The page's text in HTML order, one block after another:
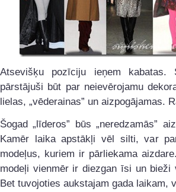
Atsevišķu pozīciju ieņem
pārstājuši būt par neievērojamu
lielas, „vēderainas” un aizpogājamas.
Šogad „līderos” būs „neredzamās”
Kamēr laika apstākļi vēl silti, var
modeļus, kuriem ir pārliekama
modeļi vienmēr ir diezgan īsi un
Bet tuvojoties aukstajam gada laikam,